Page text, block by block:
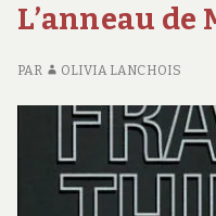
L’anneau de
PAR OLIVIA LANCHOIS